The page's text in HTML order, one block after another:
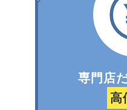
専門店
高